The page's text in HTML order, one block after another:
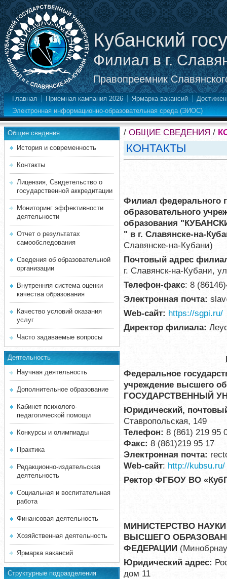
Кубанский
Филиал в г.
Правопреемник
Главная Приемная кампания 2026 Ярмарка вакансий
Электронная информационно-образовательная среда (ЭИОС)
Общие сведения
История и современность
Контакты
Лицензия, Свидетельство о
государственной аккредитации
Мониторинг эффективности
деятельности
Отчет о результатах
самообследования
Сведения об образовательной
организации
Внутренняя система оценки
качества образования
Качество условий оказания
услуг
Часто задаваемые вопросы
Деятельность
Научная деятельность
Дополнительное образование
Кабинет психолого-
педагогической помощи
Конкурсы и олимпиады
Практика
Редакционно-издательская
деятельность
Социальная и воспитательная
работа
Финансовая деятельность
Хозяйственная деятельность
Ярмарка вакансий
Структурные подразделения
/ ОБЩИЕ СВЕДЕНИЯ /
КОНТАКТЫ
Филиал федерального
образовательного
образования
" в г. Славянске-на-
Славянске-на-Кубани)
Почтовый адрес
г. Славянск-на-Кубани,
Телефон-факс: 8
Электронная почта:
Web-сайт: https://sgpi.ru/
Директор филиала:
Федеральное
учреждение высшего
ГОСУДАРСТВЕННЫЙ
Юридический,
Ставропольская, 149
Телефон: 8 (861) 219 95
Факс: 8 (861)219 95 17
Электронная почта:
Web-сайт: http://kubsu.ru/
Ректор ФГБОУ ВО
МИНИСТЕРСТВО НАУКИ
ВЫСШЕГО
ФЕДЕРАЦИИ
Юридический адрес:
дом 11